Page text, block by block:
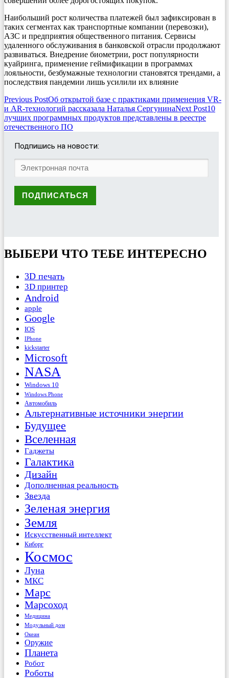
Наибольший рост количества платежей был зафиксирован в
таких сегментах как транспортные компании (перевозки),
АЗС и предприятия общественного питания. Сервисы
удаленного обслуживания в банковской отрасли продолжают
развиваться. Внедрение биометрии, рост популярности
куайринга, применение геймификации в программах
лояльности, безбумажные технологии становятся трендами, а
последствия пандемии лишь усилили их влияние
Post
navigation
Previous PostОб открытой базе с практиками применения VR-
и AR-технологий рассказала Наталья СергунинаNext Post10
лучших программных продуктов представлены в реестре
отечественного ПО
Подпишись на новости:
ВЫБЕРИ ЧТО ТЕБЕ ИНТЕРЕСНО
3D печать
3D принтер
Android
apple
Google
IOS
IPhone
kickstarter
Microsoft
NASA
Windows 10
Windows Phone
Автомобиль
Альтернативные источники энергии
Будущее
Вселенная
Гаджеты
Галактика
Дизайн
Дополненная реальность
Звезда
Зеленая энергия
Земля
Искусственный интеллект
Киборг
Космос
Луна
МКС
Марс
Марсоход
Медицина
Модульный дом
Океан
Оружие
Планета
Робот
Роботы